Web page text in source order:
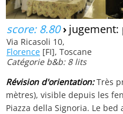
score: 8.80› jugement:
Via Ricasoli 10,
Florence [FI], Toscane
Catégorie b&b: 8 lits
Révision d'orientation:Très
mètres), visible depuis les
Piazza della Signoria. Le